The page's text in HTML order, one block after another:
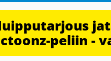
peliin -